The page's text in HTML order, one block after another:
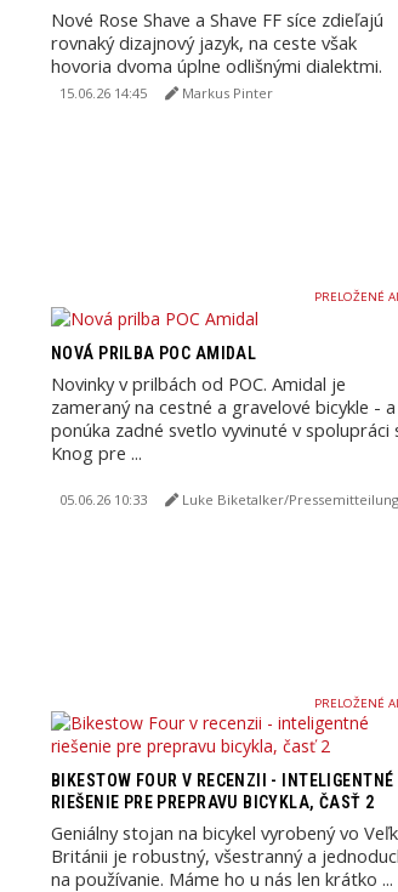
Nové Rose Shave a Shave FF síce zdieľajú
rovnaký dizajnový jazyk, na ceste však
hovoria dvoma úplne odlišnými dialektmi.
Ktoré z týchto ...
15.06.26 14:45 Markus Pinter
PRELOŽENÉ AI
NOVÁ PRILBA POC AMIDAL
Novinky v prilbách od POC. Amidal je
zameraný na cestné a gravelové bicykle - a
ponúka zadné svetlo vyvinuté v spolupráci
Knog pre ...
05.06.26 10:33 Luke Biketalker/Pressemitteilung
PRELOŽENÉ AI
BIKESTOW FOUR V RECENZII - INTELIGENTNÉ
RIEŠENIE PRE PREPRAVU BICYKLA, ČASŤ 2
Geniálny stojan na bicykel vyrobený vo
Británii je robustný, všestranný a
na používanie. Máme ho u nás len krátko ...